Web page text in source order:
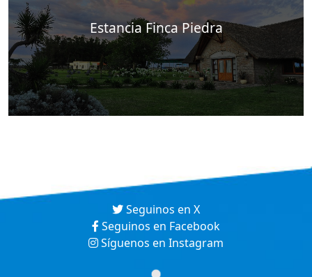
Estancia Finca Piedra
Seguinos en X
Seguinos en Facebook
Síguenos en Instagram